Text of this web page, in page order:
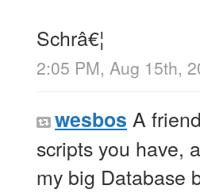
Schrâ€¦
2:05 PM, Aug 15th,
wesbos A
scripts you have,
my big Database